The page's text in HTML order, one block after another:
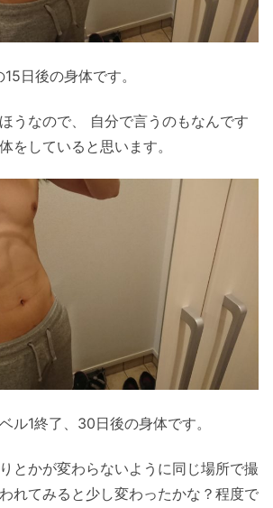
日後の身体です。
うなので、 自分で言うのもなんです
をしていると思います。
ル1終了、30日後の身体です。
とかが変わらないように同じ場所で撮
れてみると少し変わったかな？程度で